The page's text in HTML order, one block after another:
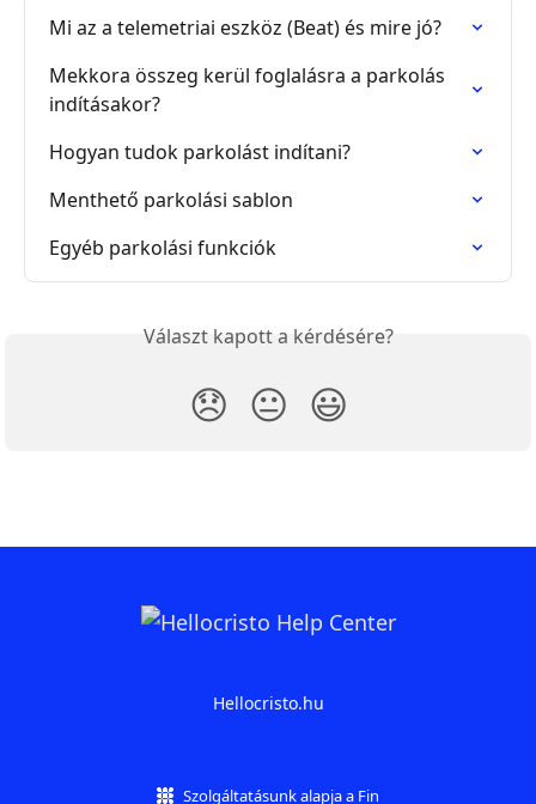
Mi az a telemetriai eszköz (Beat) és mire jó?
Mekkora összeg kerül foglalásra a parkolás
indításakor?
Hogyan tudok parkolást indítani?
Menthető parkolási sablon
Egyéb parkolási funkciók
Választ kapott a kérdésére?
😞 😐 😃
Hellocristo.hu
Szolgáltatásunk alapja a Fin